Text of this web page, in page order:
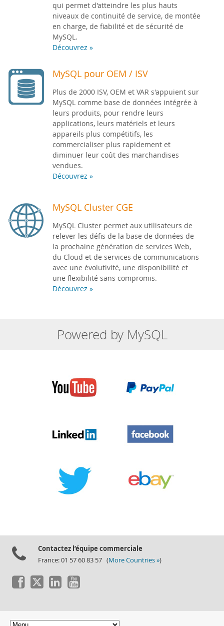
qui permet d'atteindre les plus hauts
niveaux de continuité de service, de montée
en charge, de fiabilité et de sécurité de
MySQL.
Découvrez »
MySQL pour OEM / ISV
Plus de 2000 ISV, OEM et VAR s'appuient sur
MySQL comme base de données intégrée à
leurs produits, pour rendre leurs
applications, leurs matériels et leurs
appareils plus compétitifs, les
commercialiser plus rapidement et
diminuer leur coût des marchandises
vendues.
Découvrez »
MySQL Cluster CGE
MySQL Cluster permet aux utilisateurs de
relever les défis de la base de données de
la prochaine génération de services Web,
du Cloud et de services de communications
avec une évolutivité, une disponibilité et
une flexibilité sans compromis.
Découvrez »
Powered by MySQL
Contactez l’équipe commerciale
France: 01 57 60 83 57 (More Countries »)